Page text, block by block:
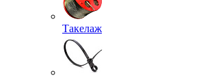
Такелаж